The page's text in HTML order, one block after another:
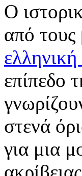
Ο
από τους
επίπεδο
στενά
για μια